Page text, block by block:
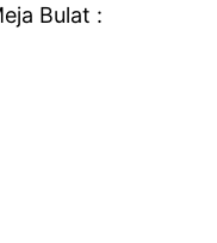
Bulat :